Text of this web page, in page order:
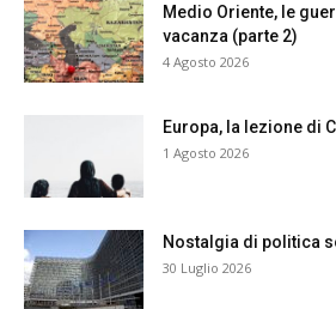
Medio Oriente, le
vacanza (parte 2)
4 Agosto 2026
Europa, la lezione di
1 Agosto 2026
Nostalgia di politica
30 Luglio 2026